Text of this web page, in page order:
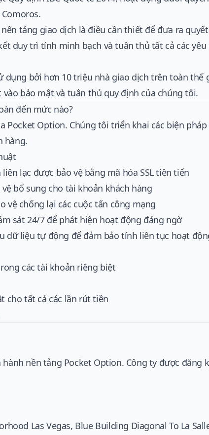
tảng giao dịch là điều cần thiết để đưa ra
duy trì tính minh bạch và tuân thủ tất cả các
dụng bởi hơn 10 triệu nhà giao dịch trên toàn thế
bảo mật và tuân thủ quy định của chúng tôi.
đến mức nào?
Pocket Option. Chúng tôi triển khai các biện
hàng.
liên lạc được bảo vệ bằng mã hóa SSL tiên tiến
vệ bổ sung cho tài khoản khách hàng
vệ chống lại các cuộc tấn công mạng
sát 24/7 để phát hiện hoạt động đáng ngờ
dữ liệu tự động để đảm bảo tính liên tục hoạt
các tài khoản riêng biệt
cho tất cả các lần rút tiền
nền tảng Pocket Option. Công ty được đăng
Las Vegas, Blue Building Diagonal To La